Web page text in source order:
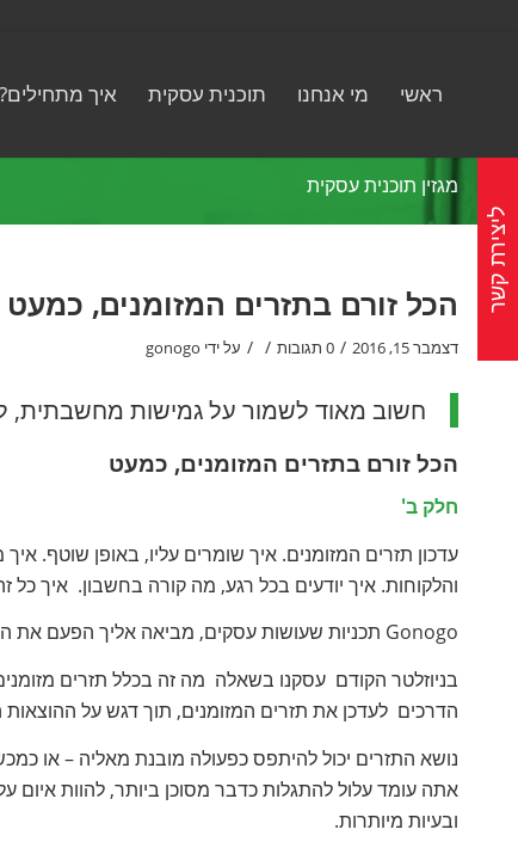
ראשי מי אנחנו תוכנית עסקית איך מתחילים?
מגזין תוכנית עסקית
הכל זורם בתזרים המזומנים, כמעט
דצמבר 15, 2016 / 0 תגובות /
/ על ידי gonogo
חשוב מאוד לשמור על גמישות מחשבתית,
הכל זורם בתזרים המזומנים, כמעט
חלק ב'
עדכון תזרים המזומנים. איך שומרים עליו, באופן שוטף.
והלקוחות. איך יודעים בכל רגע, מה קורה בחשבון. איך
Gonogo תכניות שעושות עסקים, מביאה אליך הפעם את הצד הקריטי בצעדיו הראשונים של כל עסק: תזרים המזומנים.
בניוזלטר הקודם עסקנו בשאלה מה זה בכלל תזרים
הדרכים לעדכן את תזרים המזומנים, תוך דגש על
נושא התזרים יכול להיתפס כפעולה מובנת מאליה – או
אתה עומד עלול להתגלות כדבר מסוכן ביותר, להוות
ובעיות מיותרות.
ליצירת קשר